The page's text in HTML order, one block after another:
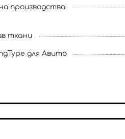
производства
ткани
для Авито